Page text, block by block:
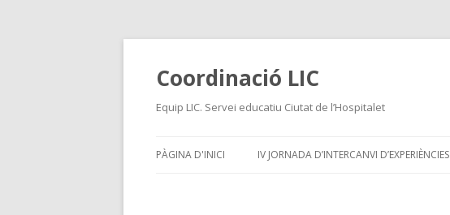
Coordinació LIC
Equip LIC. Servei educatiu Ciutat de l’Hospitalet
PÀGINA D'INICI IV JORNADA D’INTERCANVI D’EXPERIÈNCIES